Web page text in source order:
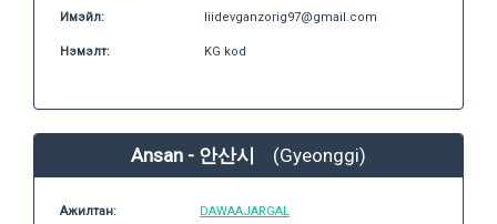
Имэйл: liidevganzorig97@gmail.com
Нэмэлт: KG kod
Ansan - 안산시 (Gyeonggi)
Ажилтан: DAWAAJARGAL